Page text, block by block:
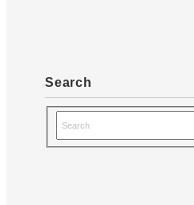
Search